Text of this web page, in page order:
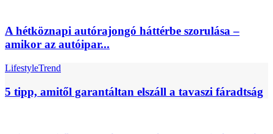
A hétköznapi autórajongó háttérbe szorulása –
amikor az autóipar...
LifestyleTrend
5 tipp, amitől garantáltan elszáll a tavaszi fáradtság